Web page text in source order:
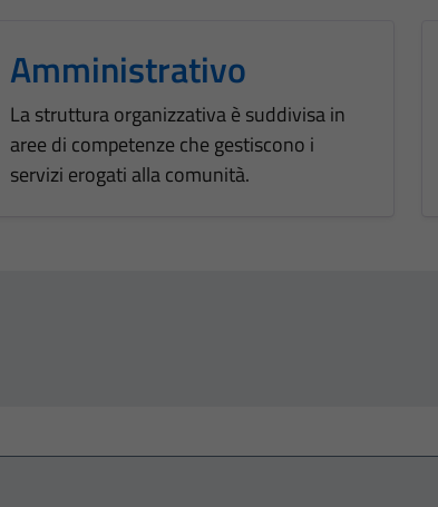
Amministrativo
La struttura organizzativa è suddivisa in
aree di competenze che gestiscono i
servizi erogati alla comunità.